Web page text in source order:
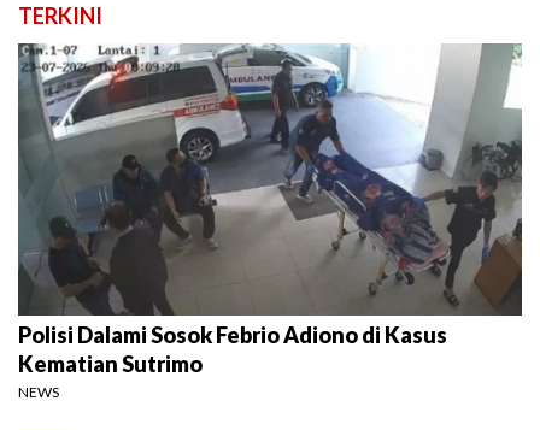
TERKINI
Polisi Dalami Sosok Febrio Adiono di Kasus
Kematian Sutrimo
NEWS